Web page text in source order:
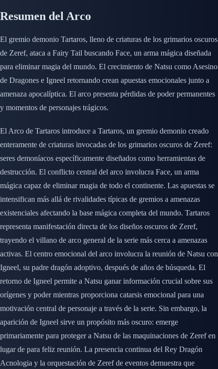
Resumen del Arco
El gremio demonio Tartaros, lleno de criaturas de los grimarios oscuros
de Zeref, ataca a Fairy Tail buscando Face, un arma mágica diseñada
para eliminar magia del mundo. El crecimiento de Natsu como Asesino
de Dragones e Igneel retornando crean apuestas emocionales junto a
amenaza apocalíptica. El arco presenta pérdidas de poder permanentes
y momentos de personajes trágicos.
El Arco de Tartaros introduce a Tartaros, un gremio demonio creado
enteramente de criaturas invocadas de los grimarios oscuros de Zeref:
seres demoníacos específicamente diseñados como herramientas de
destrucción. El conflicto central del arco involucra Face, un arma
mágica capaz de eliminar magia de todo el continente. Las apuestas se
intensifican más allá de rivalidades típicas de gremios a amenazas
existenciales afectando la base mágica completa del mundo. Tartaros
representa manifestación directa de los diseños oscuros de Zeref,
trayendo el villano de arco general de la serie más cerca a amenazas
activas. El centro emocional del arco involucra la reunión de Natsu con
Igneel, su padre dragón adoptivo, después de años de búsqueda. El
retorno de Igneel permite a Natsu ganar información crucial sobre sus
orígenes y poder mientras proporciona catarsis emocional para una
motivación central de personaje a través de la serie. Sin embargo, la
aparición de Igneel sirve un propósito más oscuro: emerge
primariamente para proteger a Natsu de las maquinaciones de Zeref en
lugar de para feliz reunión. La presencia continua del Rey Dragón
Acnologia y la orquestación de Zeref de eventos demuestra que